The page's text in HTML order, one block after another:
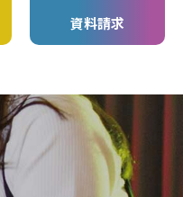
資料請求